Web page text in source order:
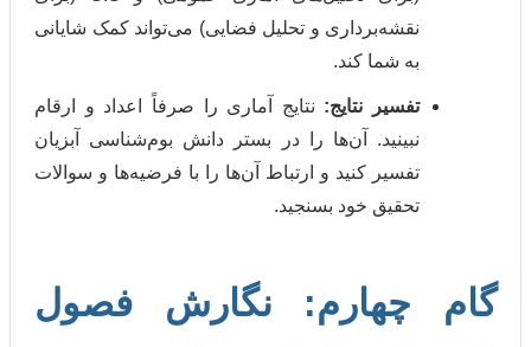
نقشه‌برداری و تحلیل فضایی) می‌تواند کمک شایانی
تفسیر نتایج:نتایج آماری را صرفاً اعداد و ارقام
نبینید. آن‌ها را در بستر دانش بوم‌شناسی آبزیان
تفسیر کنید و ارتباط آن‌ها را با فرضیه‌ها و سوالات
تحقیق خود بسنجید.
نگارش فصول